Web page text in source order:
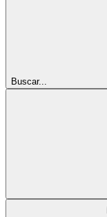
Buscar...